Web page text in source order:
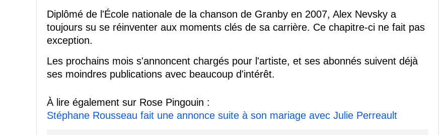
Diplômé de l'École nationale de la chanson de Granby en 2007, Alex Nevsky a
toujours su se réinventer aux moments clés de sa carrière. Ce chapitre-ci ne fait pas
exception.
Les prochains mois s'annoncent chargés pour l'artiste, et ses abonnés suivent déjà
ses moindres publications avec beaucoup d'intérêt.
À lire également sur Rose Pingouin :
Stéphane Rousseau fait une annonce suite à son mariage avec Julie Perreault